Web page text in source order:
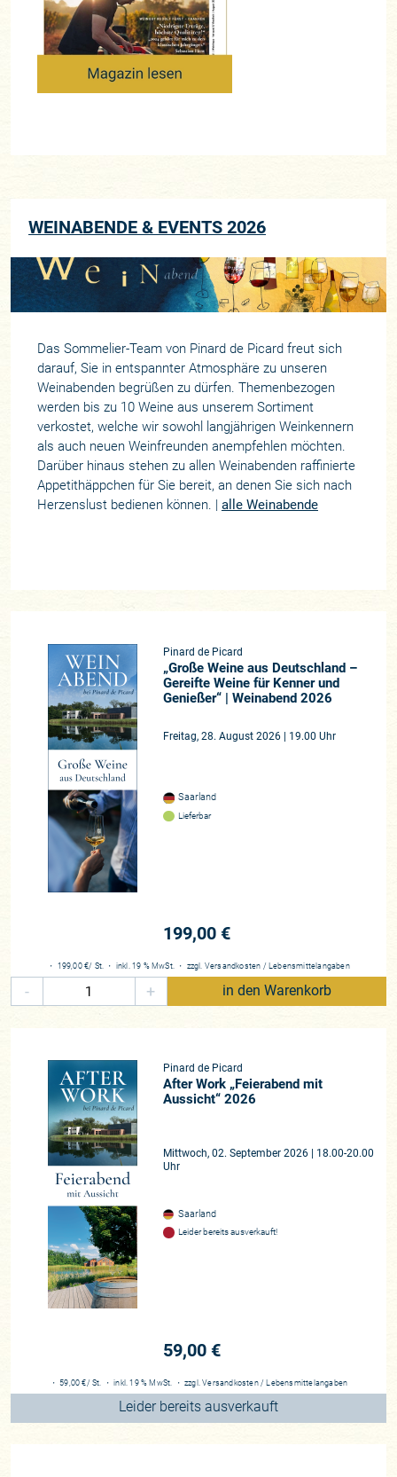
WEINABENDE & EVENTS 2026
Das Sommelier-Team von Pinard de Picard freut sich
darauf, Sie in entspannter Atmosphäre zu unseren
Weinabenden begrüßen zu dürfen. Themenbezogen
werden bis zu 10 Weine aus unserem Sortiment
verkostet, welche wir sowohl langjährigen Weinkennern
als auch neuen Weinfreunden anempfehlen möchten.
Darüber hinaus stehen zu allen Weinabenden raffinierte
Appetithäppchen für Sie bereit, an denen Sie sich nach
Herzenslust bedienen können. | alle Weinabende
Pinard de Picard
„Große Weine aus Deutschland –
Gereifte Weine für Kenner und
Genießer“ | Weinabend 2026
Freitag, 28. August 2026 | 19.00 Uhr
Saarland
Lieferbar
199,00 €
・ 199,00 €/ St. ・ inkl. 19 % MwSt.・ zzgl. Versandkosten / Lebensmittelangaben
- + in den Warenkorb
Pinard de Picard
After Work „Feierabend mit
Aussicht“ 2026
Mittwoch, 02. September 2026 | 18.00-20.00
Uhr
Saarland
Leider bereits ausverkauft!
59,00 €
・59,00 € / St. ・inkl. 19 % MwSt. ・ zzgl.Versandkosten / Lebensmittelangaben
Leider bereits ausverkauft